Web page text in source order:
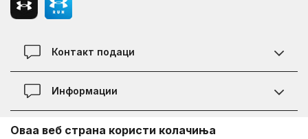
Контакт подаци
Контакт
Информации
Информации за Under Armour
Оваа веб страна користи колачиња